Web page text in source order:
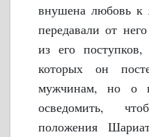
внушена любовь
передавали от
из его
которых он
мужчинам, но о
осведомить,
положения